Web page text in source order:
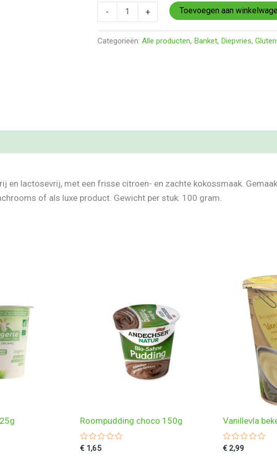
-
Lokaal)
aantal
+ Toevoegen aan
Categorieën: Alle producten, Banket, Diepvries,
en lactosevrij, met een frisse citroen- en zachte kokossmaak.
of als luxe product. Gewicht per stuk: 100 gram.
Roompudding choco 150g
Gewaardeerd
€ 1,65
Vanillevla
Gewaardeerd
€2,99